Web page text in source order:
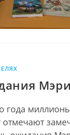
года